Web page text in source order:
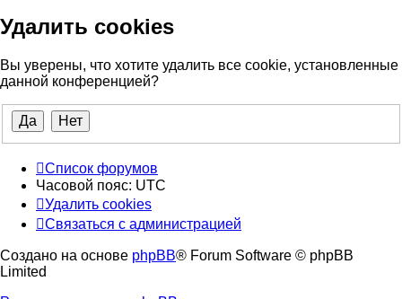
Удалить cookies
Вы уверены, что хотите удалить все cookie, установленные
данной конференцией?
Список форумов
Часовой пояс: UTC
Удалить cookies
Связаться
администрацией
Связаться с администрацией
Создано на основе phpBB® Forum Software © phpBB
Limited